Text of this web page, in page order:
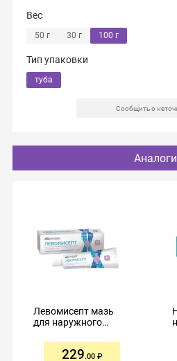
Вес
50 г 30 г 100 г
Тип упаковки
туба
Сообщить о
Аналоги
Левомисепт мазь
для наружного
229.00